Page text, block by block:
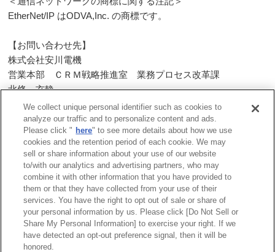
EtherNet/IP はODVA,Inc. の商標です。
【お問い合わせ先】
株式会社安川電機
営業本部 ＣＲＭ戦略推進室 業務プロセス改革課
北條 玄静
TEL: 03-5402-4507
一覧へ戻る
サイトマップ 商標について
利用規程
リンクについて
個人情報保護方針
クッキーポリシー
Do Not Sell or Share My Personal Information
We collect unique personal identifier such as cookies to
analyze our traffic and to personalize content and ads.
Please click " here" to see more details about how we use
cookies and the retention period of each cookie. We may
sell or share information about your use of our website
to/with our analytics and advertising partners, who may
combine it with other information that you have provided to
them or that they have collected from your use of their
services. You have the right to opt out of sale or share of
your personal information by us. Please click [Do Not Sell or
Share My Personal Information] to exercise your right. If we
have detected an opt-out preference signal, then it will be
honored.